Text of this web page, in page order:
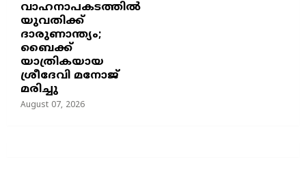
വാഹനാപകടത്തിൽ
യുവതിക്ക്
ദാരുണാന്ത്യം;
ബൈക്ക്
യാത്രികയായ
ശ്രീദേവി മനോജ്
മരിച്ചു
August 07, 2026